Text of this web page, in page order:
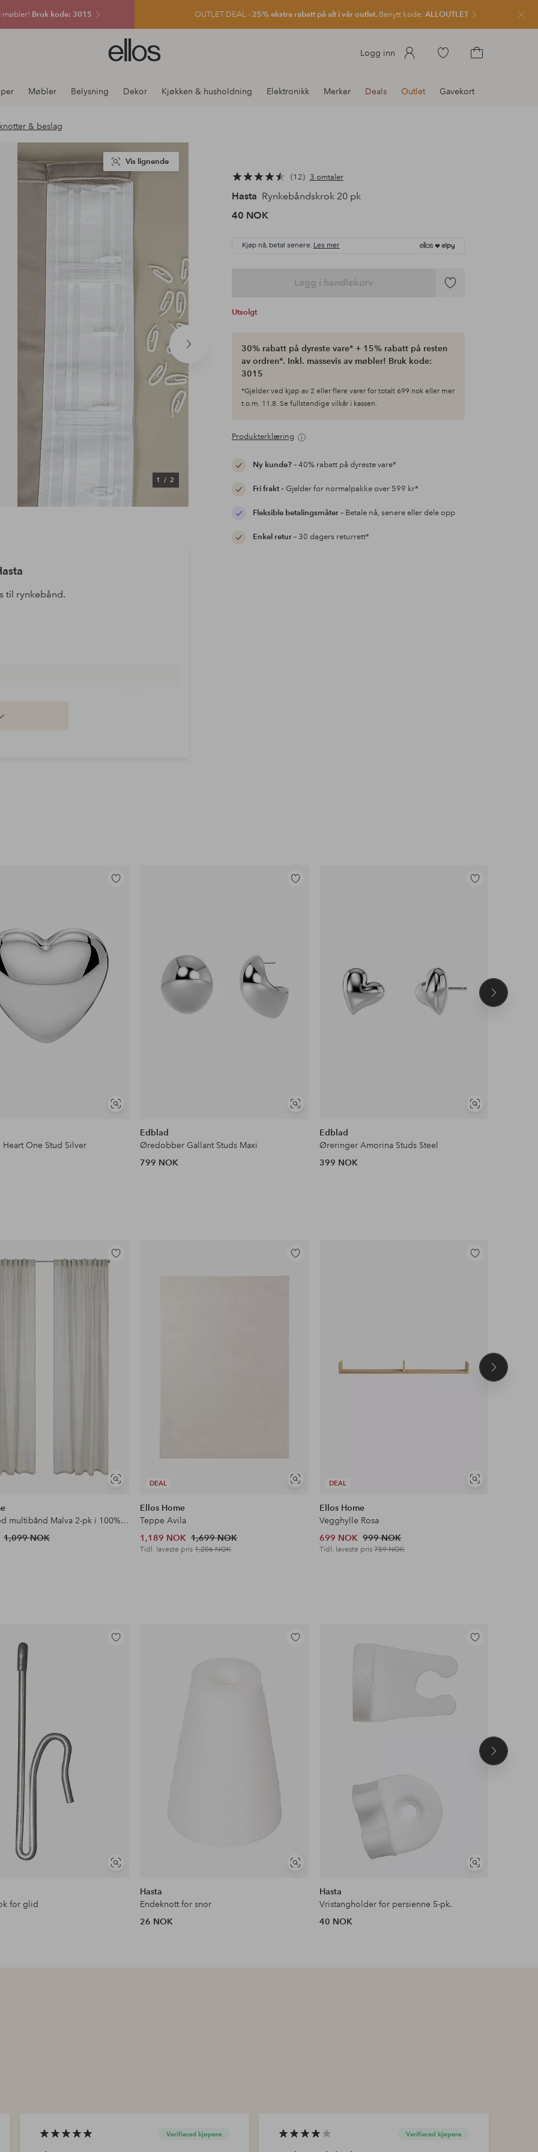
møbler! Bruk kode: 3015 OUTLET DEAL - 25% ekstra rabatt på alt i vår outlet. Benytt kode: ALLOUTLET Lukk
Ellos
logo
gå
Logg inn
Gå
produkterhandlekurven
Møbler Belysning Dekor Kjøkken & husholdning Elektronikk Merker Deals Outlet Gavekort
& beslag
Neste
1/ 2
Vis lignende
12
3 omtaler
Hasta Rynkebåndskrok 20 pk
40 NOK
Kjøp nå, betal senere. Les mer
Legg i handlekurv
Legg
Utsolgt
30% rabatt på dyreste vare* + 15% rabatt på resten
av ordren*. Inkl. massevis av møbler! Bruk kode:
3015
*Gjelder ved kjøp av 2 eller flere varer for totalt 699 nok eller mer
t.o.m. 11.8. Se fullstendige vilkår i kassen.
Produkterklæring
Ny kunde?– 40% rabatt på dyreste vare*
Fri frakt– Gjelder for normalpakke over 599 kr*
Fleksible betalingsmåter– Betale nå, senere eller dele opp
Enkel retur– 30 dagers returrett*
til rynkebånd.
Vis
Legg
One Stud Silver
Vis
Legg
Edblad
Øredobber Gallant Studs Maxi
799 NOK
Vis
Legg
Edblad
Øreringer Amorina Studs Steel
399 NOK
Neste
Vis
Legg
Gardin med multibånd Malva 2-pk i 100% lin
1,099 NOK
DEAL
Vis
Legg
Ellos Home
Teppe Avila
1,189 NOK 1,699 NOK
Tidl. laveste pris1,206 NOK
DEAL
Vis
Legg
Ellos Home
Vegghylle Rosa
699 NOK 999 NOK
Tidl. laveste pris759 NOK
Neste
Vis
Legg
for glid
Vis
Legg
Hasta
Endeknott for snor
26 NOK
Vis
Legg
Hasta
Vristangholder for persienne 5-pk.
40 NOK
Neste
Verifierad kjøpere Verifierad kjøpere